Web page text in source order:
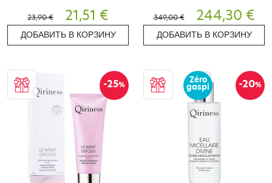
23,90 € 21,51 €
ДОБАВИТЬ В КОРЗИНУ
349,00 € 244,30 €
ДОБАВИТЬ В КОРЗИНУ
-25% -20%
Zéro
gaspi